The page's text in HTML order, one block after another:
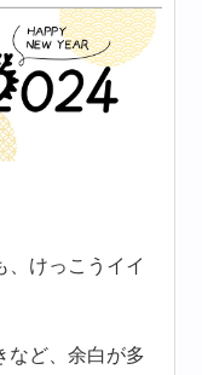
、けっこうイイ
など、余白が多